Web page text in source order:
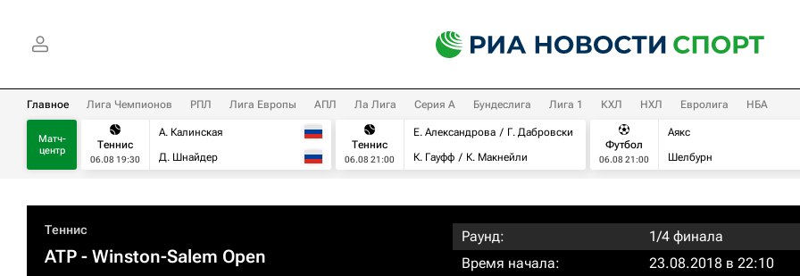
Главное Лига Чемпионов РПЛ Лига Европы АПЛ Ла Лига Серия А Бундеслига Лига 1 КХЛ НХЛ Евролига НБА
Матч-
центр
Теннис
06.08 19:30
А. Калинская
Д. Шнайдер
Теннис
06.08 21:00
Е. Александрова
Г. Дабровски
К. Гауфф
К. Макнейли
Футбол
06.08 21:00
Аякс
Шелбурн
Теннис
ATP - Winston-Salem Open
Раунд:
1/4 финала
Время начала:
23.08.2018 в 22:10